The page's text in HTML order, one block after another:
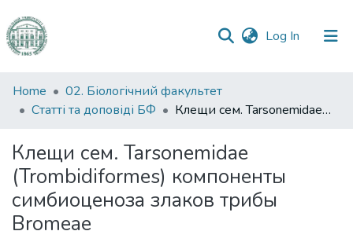
Log In (current)
Communities
&
All of DSpace
Statistics
Home
02. Біологічний факультет
Статті та доповіді БФ
Клещи сем. Tarsonemidae (Trombidiformes) компоненты симбиоценоза злаков трибы Bromeae
Клещи сем. Tarsonemidae
(Trombidiformes) компоненты
симбиоценоза злаков трибы
Bromeae